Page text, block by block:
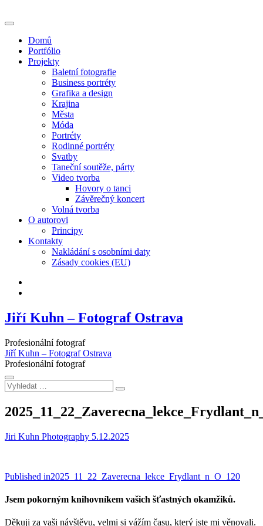
to
Domů
Portfólio
Projekty
Baletní fotografie
Business portréty
Grafika a design
Krajina
Města
Móda
Portréty
Rodinné portréty
Svatby
Taneční soutěže, párty
Video tvorba
Hovory o tanci
Závěrečný koncert
Volná tvorba
O autorovi
Principy
Kontakty
Nakládání s osobními daty
Zásady cookies (EU)
Jiří Kuhn – Fotograf Ostrava
Profesionální fotograf
Jiří Kuhn – Fotograf Ostrava
Profesionální fotograf
Vyhledat
…
Jiri Kuhn Photography 5.12.2025
Navigace
pro
Published in2025_11_22_Zaverecna_lekce_Frydlant_n_O_120
Jsem pokorným knihovníkem vašich šťastných okamžiků.
Děkuji za vaši návštěvu, velmi si vážím času, který jste mi věnovali.